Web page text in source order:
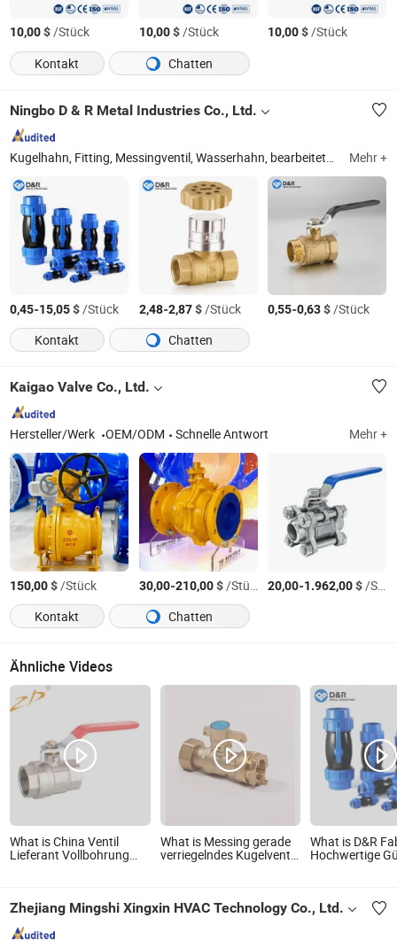
10,00$/Stück 10,00$/Stück 10,00$/Stück
Kontakt
Chatten
Ningbo D & R Metal Industries Co., Ltd.
Mehr +
0,45-15,05$/Stück 2,48-2,87$/Stück 0,55-0,63$/Stück
Kontakt
Chatten
Kaigao Valve Co., Ltd.
Hersteller/Werk OEM/ODM Schnelle Antwort Mehr +
150,00$/Stück 30,00-210,00$/Stück 20,00-1.962,00$/Stück
Kontakt
Chatten
Ähnliche Videos
What is China Ventil
Lieferant Vollbohrung
What is Messing gerade
verriegelndes Kugelventil
What is D&R
Hochwertige
Zhejiang Mingshi Xingxin HVAC Technology Co., Ltd.